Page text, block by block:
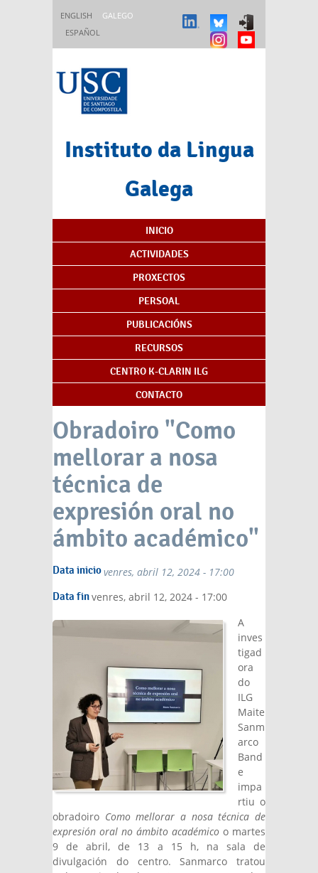
ENGLISH
GALEGO
ESPAÑOL
Instituto da Lingua
Galega
Índice de contidos
INICIO
ACTIVIDADES
PROXECTOS
PERSOAL
PUBLICACIÓNS
RECURSOS
CENTRO K-CLARIN ILG
CONTACTO
Obradoiro "Como
mellorar a nosa
técnica de
expresión oral no
ámbito académico"
Data iniciovenres, abril 12, 2024 - 17:00
Data finvenres, abril 12, 2024 - 17:00
A
inves
tigad
ora
do
ILG
Maite
Sanm
arco
Band
e
impa
rtiu o
obradoiro Como mellorar a nosa técnica de
expresión oral no ámbito académico o martes
9 de abril, de 13 a 15 h, na sala de
divulgación do centro. Sanmarco tratou